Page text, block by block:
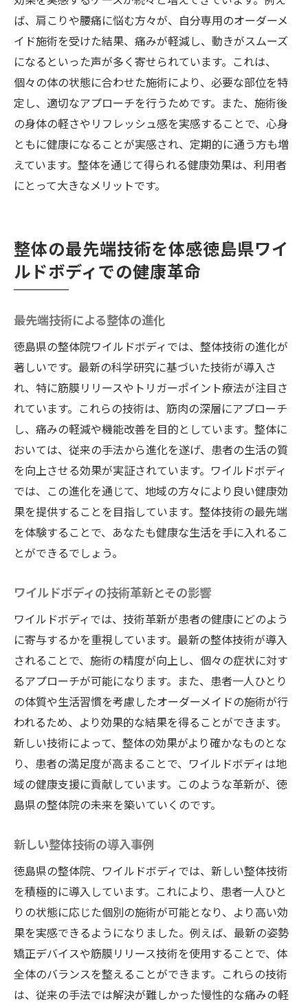
ば、肩こりや腰痛に悩む方々が、自分専用のオーダーメ
イド施術を受けた結果、痛みが軽減し、動きがスムーズ
になるといった声が多く寄せられています。これは、
個々の体の状態に合わせた施術により、必要な部位を特
定し、適切なアプローチを行うためです。また、施術後
の身体の軽さやリフレッシュ感を実感することで、心身
ともに健康になることが実感され、定期的に通う方も増
えています。整体を通じて得られる健康効果は、利用者
にとって大きなメリットです。
整体の最先端技術を体感徳島県ワイ
ルドボディでの健康革命
最先端技術による整体の進化
徳島県の整体院ワイルドボディでは、整体技術の進化が
著しいです。最新の科学研究に基づいた技術が導入さ
れ、特に筋膜リリースやトリガーポイント療法が注目さ
れています。これらの技術は、筋肉の深層にアプローチ
し、痛みの軽減や機能改善を目的としています。整体に
おいては、従来の手法から進化を遂げ、患者の生活の質
を向上させる効果が実証されています。ワイルドボディ
では、この進化を通じて、地域の方々により良い健康効
果を提供することを目指しています。整体技術の最先端
を体験することで、あなたも健康な生活を手に入れるこ
とができるでしょう。
ワイルドボディの技術革新とその影響
ワイルドボディでは、技術革新が患者の健康にどのよう
に寄与するかを重視しています。最新の整体技術が導入
されることで、施術の精度が向上し、個々の症状に対す
るアプローチが可能になります。また、患者一人ひとり
の体質や生活習慣を考慮したオーダーメイドの施術が行
われるため、より効果的な結果を得ることができます。
新しい技術によって、整体の効果がより確かなものとな
り、患者の満足度が高まることで、ワイルドボディは地
域の健康支援に貢献しています。このような革新が、徳
島県の整体院の未来を築いていくのです。
新しい整体技術の導入事例
徳島県の整体院、ワイルドボディでは、新しい整体技術
を積極的に導入しています。これにより、患者一人ひと
りの状態に応じた個別の施術が可能となり、より高い効
果を実感できるようになりました。例えば、最新の姿勢
矯正デバイスや筋膜リリース技術を使用することで、体
全体のバランスを整えることができます。これらの技術
は、従来の手法では解決が難しかった慢性的な痛みの軽